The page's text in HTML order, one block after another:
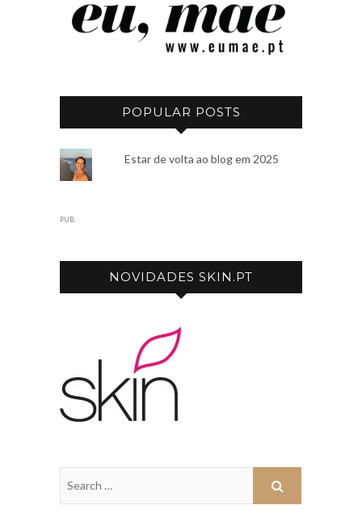
POPULAR POSTS
Estar de volta ao blog em 2025
PUB
NOVIDADES SKIN.PT